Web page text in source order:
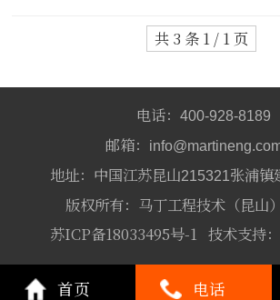
共 3 条 1 / 1 页
电话： 400-928-8189
邮箱：
地址：中国江苏昆山215321张浦镇
版权所有：马丁工程技术（昆山
苏ICP备18033495号-1 技术支持：
首页 电话